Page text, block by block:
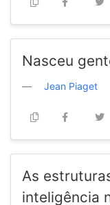
Nasceu
Jean Piaget
As
inteligência